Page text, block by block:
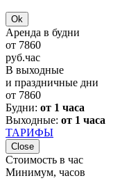
Ok
Аренда в будни
от 7860
руб.час
В выходные
и праздничные дни
от 7860
Будни: от 1 часа
Выходные: от 1 часа
ТАРИФЫ
Close
Стоимость в час
Минимум, часов